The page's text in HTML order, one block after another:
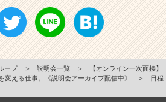
ープ ＞ 説明会一覧 ＞
【オンライン一次面接】
変える仕事。《説明会アーカイブ配信中》
＞
日程